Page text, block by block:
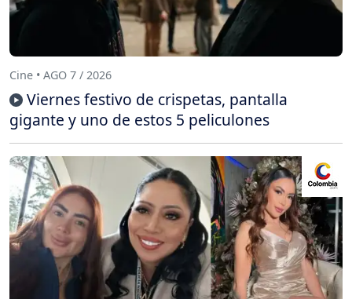
Cine • AGO 7 / 2026
Viernes festivo de crispetas, pantalla
gigante y uno de estos 5 peliculones